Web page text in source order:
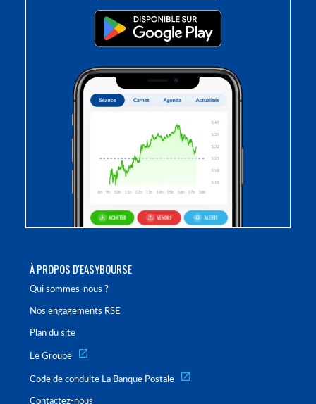
À PROPOS D'EASYBOURSE
Qui sommes-nous ?
Nos engagements RSE
Plan du site
Le Groupe
Code de conduite La Banque Postale
Contactez-nous